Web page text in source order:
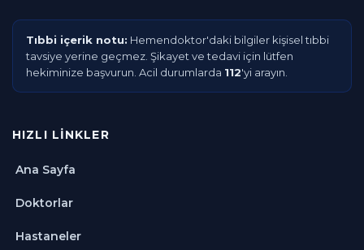
Tıbbi içerik notu: Hemendoktor'daki bilgiler kişisel tıbbi
tavsiye yerine geçmez. Şikayet ve tedavi için lütfen
hekiminize başvurun. Acil durumlarda 112'yi arayın.
HIZLI LINKLER
Ana Sayfa
Doktorlar
Hastaneler